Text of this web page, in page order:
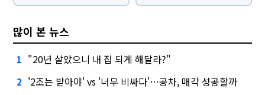
많이 본 뉴스
1 "20년 살았으니 내 집 되게 해달라?"
2 '2조는 받아야' vs '너무 비싸다'…공차, 매각 성공할까